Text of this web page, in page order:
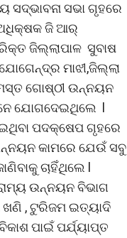
ସଦ୍ଭାବନା ସଭା ଗୃହରେ
ଅଧିକ୍ଷକ ଜି ଆର୍
ଜିଲ୍ଲାପାଳ ସୁବାଷ
ମାଝୀ,ଜିଲ୍ଲା
ଗୋଷ୍ଠୀ ଉନ୍ନୟନ
ଯୋଗଦେଇଥିଲେ l
ପଦକ୍ଷେପ ଗୃହରେ
କାମରେ ଯେଉଁ ସବୁ
ଚାହିଁଥିଲେ l
ଉନ୍ନୟନ ବିଭାଗ
ଖଣି , ଟୁରିଜମ ଇତ୍ୟାଦି
ପାଇଁ ପର୍ଯ୍ୟାପ୍ତ